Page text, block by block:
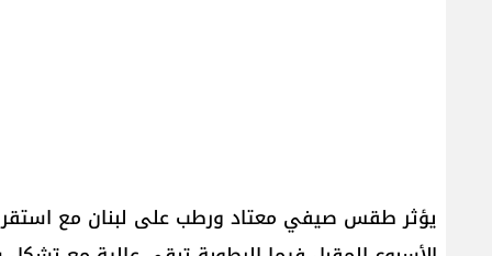
يؤثر طقس صيفي معتاد ورطب على لبنان مع استقرار